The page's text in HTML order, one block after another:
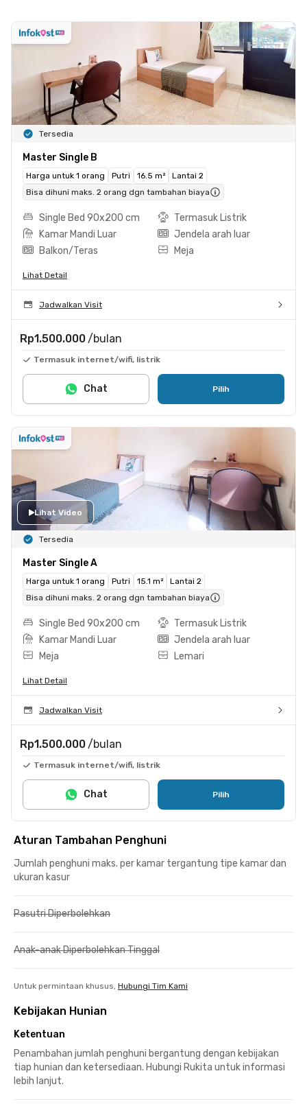
Tersedia
Master Single B
Harga untuk 1 orang Putri 16.5 m²
Lantai 2
Bisa dihuni maks. 2 orang dgn tambahan biaya
Single Bed 90x200 cm
Termasuk Listrik
Kamar Mandi Luar
Jendela arah luar
Balkon/Teras
Meja
Lihat Detail
Jadwalkan Visit
Rp1.500.000 /bulan
Termasuk internet/wifi, listrik
Pilih
Chat
Lihat Video
Tersedia
Master Single A
Harga untuk 1 orang Putri 15.1 m²
Lantai 2
Bisa dihuni maks. 2 orang dgn tambahan biaya
Single Bed 90x200 cm
Termasuk Listrik
Kamar Mandi Luar
Jendela arah luar
Meja
Lemari
Lihat Detail
Jadwalkan Visit
Rp1.500.000 /bulan
Termasuk internet/wifi, listrik
Pilih
Chat
Aturan Tambahan Penghuni
Jumlah penghuni maks. per kamar tergantung tipe kamar dan
ukuran kasur
Pasutri Diperbolehkan
Anak-anak Diperbolehkan Tinggal
Untuk permintaan khusus, Hubungi Tim Kami
Kebijakan Hunian
Ketentuan
Penambahan jumlah penghuni bergantung dengan kebijakan
tiap hunian dan ketersediaan. Hubungi Rukita untuk informasi
lebih lanjut.